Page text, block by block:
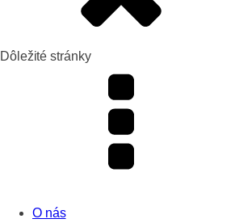
Dôležité stránky
O nás